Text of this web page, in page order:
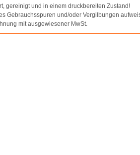
gereinigt und in einem druckbereiten Zustand!
Gebrauchsspuren und/oder Vergilbungen
mit ausgewiesener MwSt.